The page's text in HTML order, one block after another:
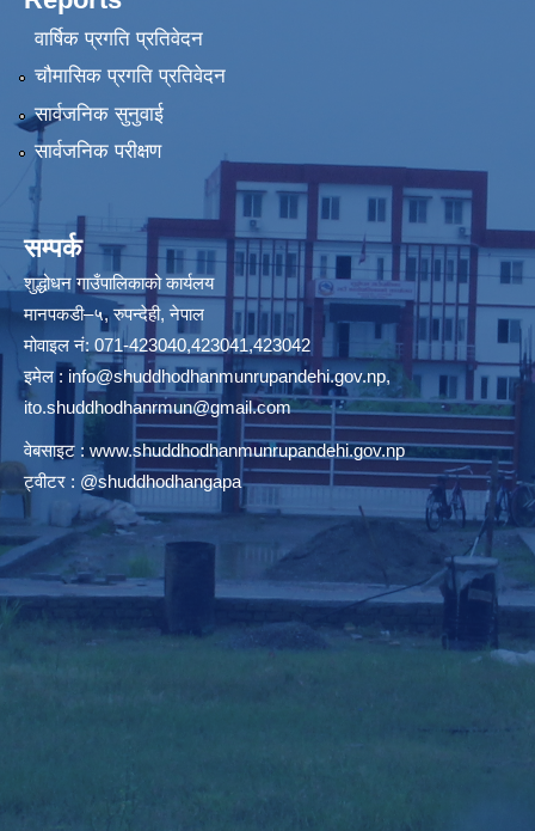
वार्षिक प्रगति प्रतिवेदन
चौमासिक प्रगति प्रतिवेदन
सार्वजनिक सुनुवाई
सार्वजनिक परीक्षण
सम्पर्क
शुद्धोधन गाउँपालिकाको कार्यलय
मानपकडी–५, रुपन्देही, नेपाल
मोवाइल नं: 071-423040,423041,423042
इमेल : info@shuddhodhanmunrupandehi.gov.np,
ito.shuddhodhanrmun@gmail.com
वेबसाइट : www.shuddhodhanmunrupandehi.gov.np
ट्वीटर : @shuddhodhangapa